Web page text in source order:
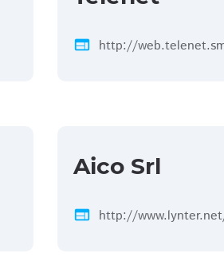
web http://
Aico Srl
web http://